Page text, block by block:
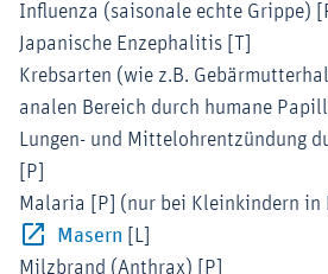
Influenza (saisonale echte Grippe)
Japanische Enzephalitis [T]
Krebsarten (wie z.B.
analen Bereich durch humane
Lungen- und Mittelohrentzündung
[P]
Malaria [P] (nur bei Kleinkindern in
Masern [L]
Milzbrand (Anthrax) [P]